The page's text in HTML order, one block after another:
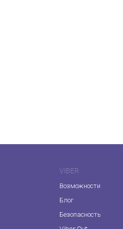
VIBER
Возможности
Блог
Безопасность